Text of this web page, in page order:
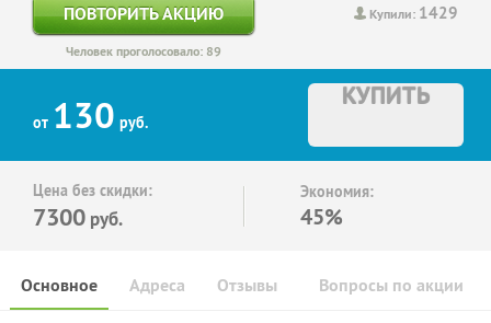
Купили: 1429
ПОВТОРИТЬ АКЦИЮ
Человек проголосовало: 89
от 130 руб.
КУПИТЬ
Цена без скидки:
7300 руб.
Экономия:
45%
Основное Отзывы Вопросы по акции
Адреса